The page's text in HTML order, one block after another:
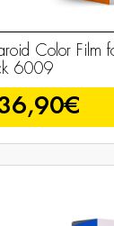
Color Film
6009